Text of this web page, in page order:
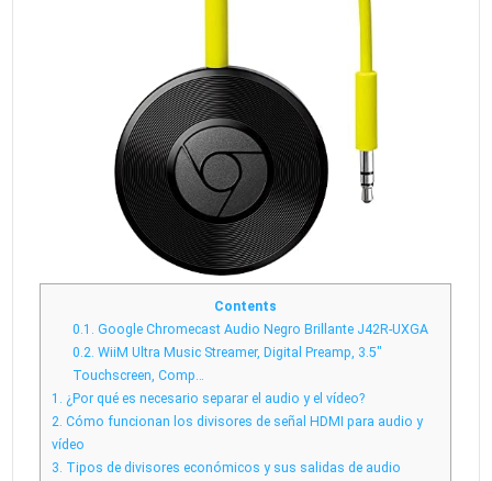
Contents
0.1. Google Chromecast Audio Negro Brillante J42R-UXGA
0.2. WiiM Ultra Music Streamer, Digital Preamp, 3.5″
Touchscreen, Comp…
1. ¿Por qué es necesario separar el audio y el vídeo?
2. Cómo funcionan los divisores de señal HDMI para audio y
vídeo
3. Tipos de divisores económicos y sus salidas de audio